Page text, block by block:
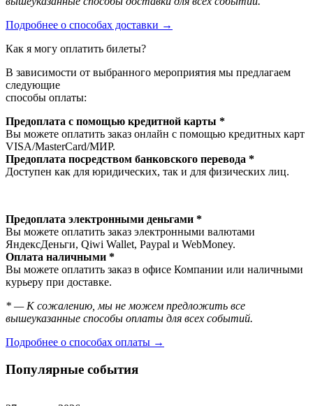
Подробнее о способах доставки →
Как я могу оплатить билеты?
В зависимости от выбранного мероприятия мы предлагаем
следующие
способы оплаты:
Предоплата с помощью кредитной карты *
Вы можете оплатить заказ онлайн с помощью кредитных карт
VISA/MasterСard/МИР.
Предоплата посредством банковского перевода *
Доступен как для юридических, так и для физических лиц.
Предоплата электронными деньгами *
Вы можете оплатить заказ электронными валютами
ЯндексДеньги, Qiwi Wallet, Paypal и WebMoney.
Оплата наличными *
Вы можете оплатить заказ в офисе Компании или наличными
курьеру при доставке.
* — К сожалению, мы не можем предложить все
вышеуказанные способы оплаты для всех событий.
Подробнее о способах оплаты →
Популярные события